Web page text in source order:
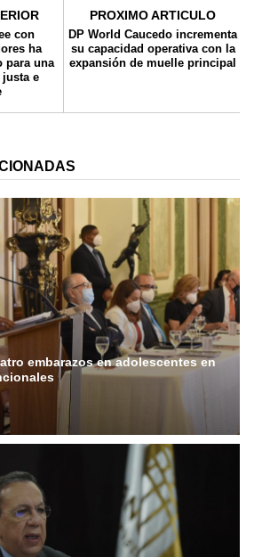
con
ha
para una
e
PROXIMO ARTICULO
DP World Caucedo incrementa
su capacidad operativa con la
expansión de muelle principal
embarazos en adolescentes en